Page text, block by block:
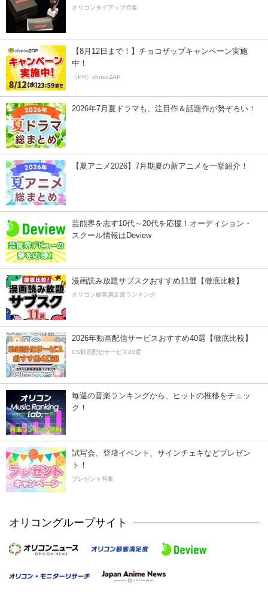
オリコンタイアップ特集
【8月12日まで！】チョコザップキャンペーン実施
中！
（PR）chocoZAP
2026年7月夏ドラマも、注目作＆話題作が勢ぞろい！
【夏アニメ2026】7月期夏の新アニメを一挙紹介！
芸能界を志す10代～20代を応援！オーディション・
スクール情報はDeview
漫画読み放題サブスクおすすめ11選【徹底比較】
オリコン顧客満足度ランキング
2026年動画配信サービスおすすめ40選【徹底比較】
CS動画配信サービス20選
毎週の音楽ランキングから、ヒットの推移をチェッ
ク！
試写会、登壇イベント、サインチェキなどプレゼン
ト！
プレゼント特集
オリコングループサイト